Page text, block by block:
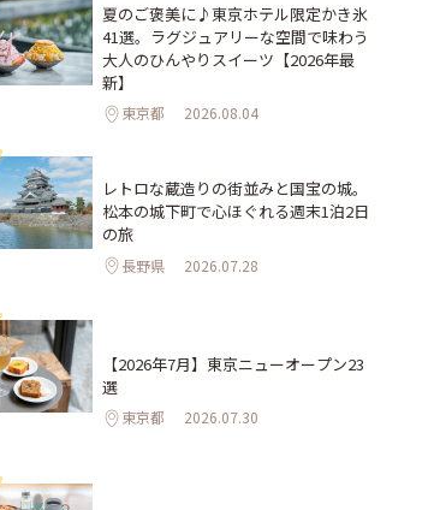
夏のご褒美に♪東京ホテル限定かき氷
41選。ラグジュアリーな空間で味わう
大人のひんやりスイーツ【2026年最
新】
東京都 2026.08.04
レトロな蔵造りの街並みと国宝の城。
松本の城下町で心ほぐれる週末1泊2日
の旅
長野県 2026.07.28
【2026年7月】東京ニューオープン23
選
東京都 2026.07.30